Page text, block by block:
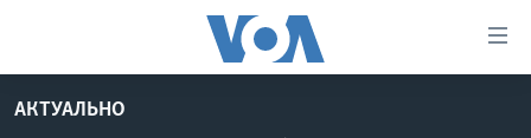
до
АКТУАЛЬНО